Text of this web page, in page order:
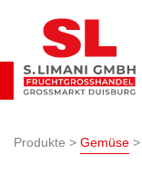
Produkte > Gemüse>